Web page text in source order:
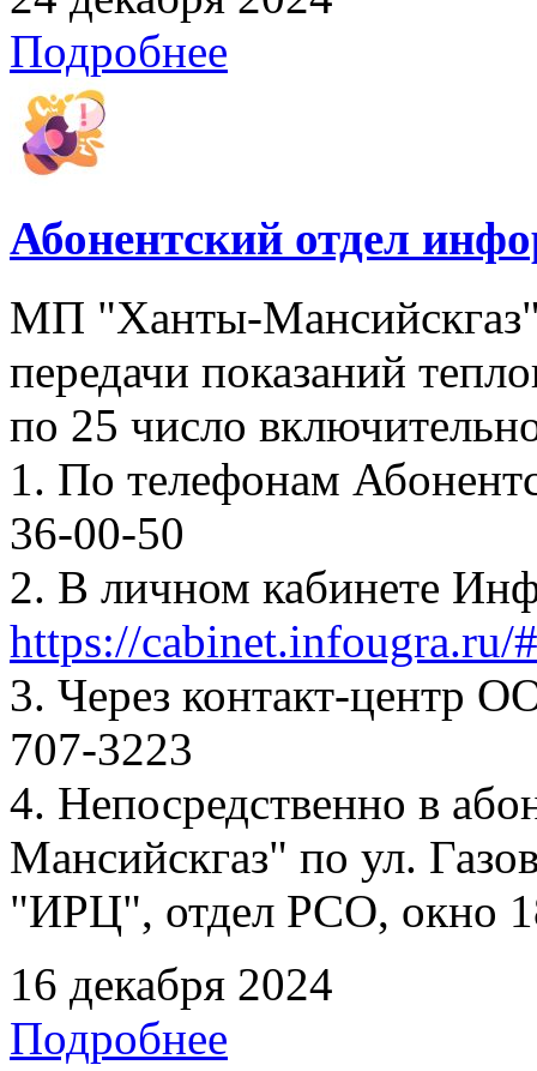
Подробнее
Абонентский отдел
МП "Ханты-Мансийскгаз"
передачи показаний
по 25 число
1. По телефонам
36-00-50
2. В личном кабинете
https://cabinet.infougra.ru/
3. Через контакт-центр
707-3223
4. Непосредственно в
Мансийскгаз" по ул.
"ИРЦ", отдел РСО, окно
16 декабря 2024
Подробнее